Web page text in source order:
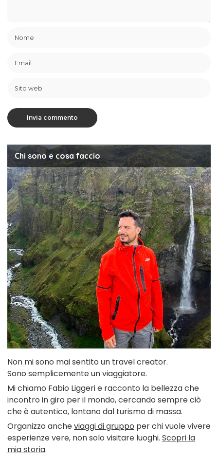
Chi sono e cosa faccio
Non mi sono mai sentito un travel creator.
Sono semplicemente un viaggiatore.
Mi chiamo Fabio Liggeri e racconto la bellezza che
incontro in giro per il mondo, cercando sempre ciò
che è autentico, lontano dal turismo di massa.
Organizzo ancheviaggi di gruppo per chi vuole vivere
esperienze vere, non solo visitare luoghi. Scopri la
mia storia.